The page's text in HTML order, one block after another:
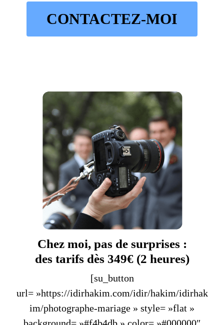
CONTACTEZ-MOI
Chez moi, pas de surprises :
des tarifs dès 349€ (2 heures)
[su_button
url= »https://idirhakim.com/idir/hakim/idirhak
im/photographe-mariage » style= »flat »
background= »#f4b4db » color= »#000000″